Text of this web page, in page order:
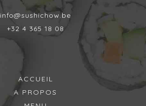
info@sushichow.be
+32 4 365 18 08
ACCUEIL
A PROPOS